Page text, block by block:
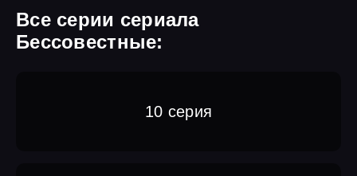
Все серии сериала
Бессовестные:
10 серия